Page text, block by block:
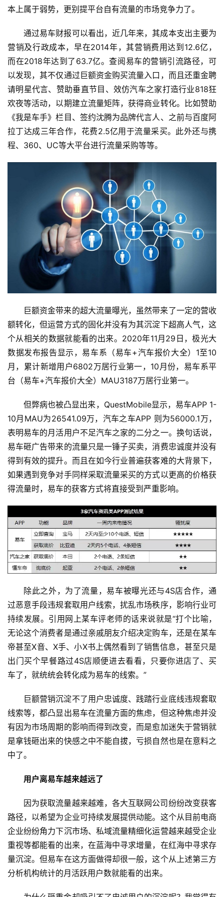
首
商
业
5
G
本上属于弱势，更别提平台自有流量的市场竞争力了。
通过易车财报可以看出，近几年来，其成本支出主要为
营销及行政成本，早在2014年，其营销费用达到12.6亿，
而在2018年达到了63.7亿。查阅易车的营销引流路径，可
以发现，其不仅通过巨额资金购买流量入口，而且还重金聘
请明星代言、赞助垂直节目、效仿汽车之家打造行业818狂
欢夜等活动，以期建立流量矩阵，获得商业转化。比如赞助
《我是车手》栏目、签约沈腾为品牌代言人、之前与百度阿
拉丁达成三年合作，花费2.5亿用于流量采买。此外还与携
程、360、UC等大平台进行流量采购等等。
巨额资金带来的超大流量曝光，虽然带来了一定的营收
额转化，但运营方式的固化并没有为其沉淀下超高人气，这
个从相关的数据就能看的出来。2020年11月29日，极光大
数据发布报告显示，易车系（易车+汽车报价大全）1至10
月，累计新增用户6802万居行业第一，10月份，易车系平
台（易车+汽车报价大全）MAU3187万居行业第一。
但弊病也被凸显出来，QuestMobile显示，易车APP 1-
10月MAU为26541.09万，汽车之车APP 则为56000.1万，
表明易车的月活用户不足汽车之家的二分之一。换句话说，
易车砸广告带来的流量只是一锤子买卖，消费忠诚度并没有
得到有效的提升。而且在如今行业普遍获客难的大背景下，
如果遇到竞争对手同样采取流量采买的方式以更高的价格获
得流量时，易车的获客方式将直接受到严重影响。
除此之外，为了流量，易车被曝光还与4S店合作，通
过恶意手段违规套取用户线索，扰乱市场秩序，影响行业可
持续发展。引用网上某车评老师的话来说就是“打个比喻，
无论这个消费者是通过亲戚朋友介绍决定购车，还是在某车
帝甚至X音、X手、小X书上偶然看到了销售信息，甚至只是
出门买个早餐路过4S店顺便进去看看，只要你进店了、买
车了，就统统会转化成为易车的线索。”
巨额营销沉淀不了用户忠诚度、践踏行业底线违规套取
线索等，都凸显出易车在流量方面的焦虑，但这种焦虑并没
有因为市场周期的影响而得到改变，而是愈加迷失于营销就
是拿钱砸出来的快感之中不能自拔，亏损自然也是在意料之
中了。
用户离易车越来越远了
因为获取流量越来越难，各大互联网公司纷纷改变获客
路径，以希望为企业可持续发展提供动能。这个从目前电商
企业纷纷角力下沉市场、私域流量精细化运营越来越受企业
重视等都能看的出来，在蓝海中寻求增量，在红海中寻求存
量沉淀。但易车在这方面做得却很一般，这个从上述第三方
分析机构统计的月活跃用户数就能看的出来。